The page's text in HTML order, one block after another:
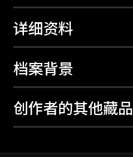
详细资料
档案背景
创作者的其他藏品